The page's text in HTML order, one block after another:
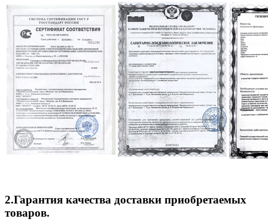
2.Гарантия качества доставки приобретаемых
товаров.